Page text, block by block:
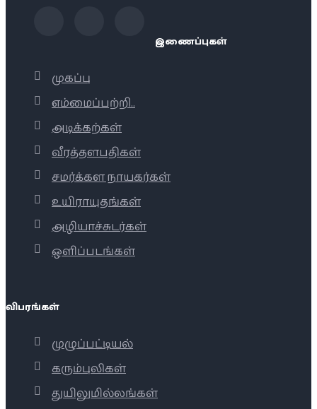
இணைப்புகள்
முகப்பு
எம்மைப்பற்றி..
அடிக்கற்கள்
வீரத்தளபதிகள்
சமர்க்கள நாயகர்கள்
உயிராயுதங்கள்
அழியாச்சுடர்கள்
ஒளிப்படங்கள்
விபரங்கள்
முழுப்பட்டியல்
கரும்புலிகள்
துயிலுமில்லங்கள்